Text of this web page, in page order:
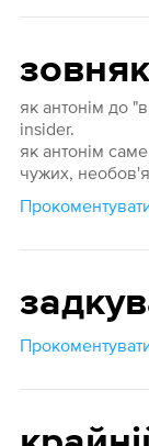
зовняк
як антонім до
insider.
як антонім
чужих,